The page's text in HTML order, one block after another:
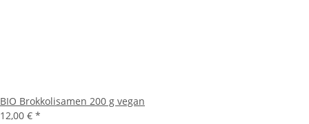
BIO Brokkolisamen 200 g vegan
12,00 € *